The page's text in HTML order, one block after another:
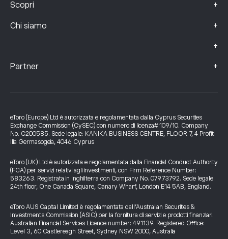
Scopri +
Chi siamo +
+
Partner +
eToro (Europe) Ltd è autorizzata e regolamentata dalla Cyprus Securities
Exchange Commission (CySEC) con numero di licenza# 109/10. Company
No. C200585. Sede legale: KANIKA BUSINESS CENTRE, FLOOR 7, 4 Profiti
Ilia Germasogeia, 4046 Cyprus
eToro (UK) Ltd è autorizzata e regolamentata dalla Financial Conduct Authority
(FCA) per servizi relativi agli investimenti, con Firm Reference Number:
583263. Registrata in Inghilterra con Company No. 07973792. Sede legale:
24th floor, One Canada Square, Canary Wharf, London E14 5AB, England.
eToro AUS Capital Limited è regolamentata dall’Australian Securities &
Investments Commission (ASIC) per la fornitura di servizi e prodotti finanziari.
Australian Financial Services Licence number: 491139. Registered Office:
Level 3, 60 Castlereagh Street, Sydney NSW 2000, Australia